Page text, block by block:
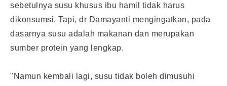
sebetulnya susu khusus ibu hamil tidak harus
dikonsumsi. Tapi, dr Damayanti mengingatkan, pada
dasarnya susu adalah makanan dan merupakan
sumber protein yang lengkap.
"Namun kembali lagi, susu tidak boleh dimusuhi